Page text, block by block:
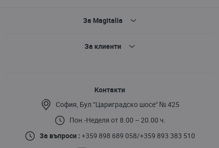
За Magitalia
За клиенти
Контакти
София, Бул.“Цариградско шосе“ № 425
Пон.-Неделя от 8.00 – 20.00 ч.
За въпроси : +359 898 689 058/+359 893 383 510